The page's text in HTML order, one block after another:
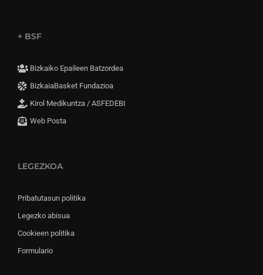
+ BSF
Bizkaiko Epaileen Batzordea
BizkaiaBasket Fundazioa
Kirol Medikuntza / ASFEDEBI
Web Posta
LEGEZKOA
Pribatutasun politika
Legezko abisua
Cookieen politika
Formulario